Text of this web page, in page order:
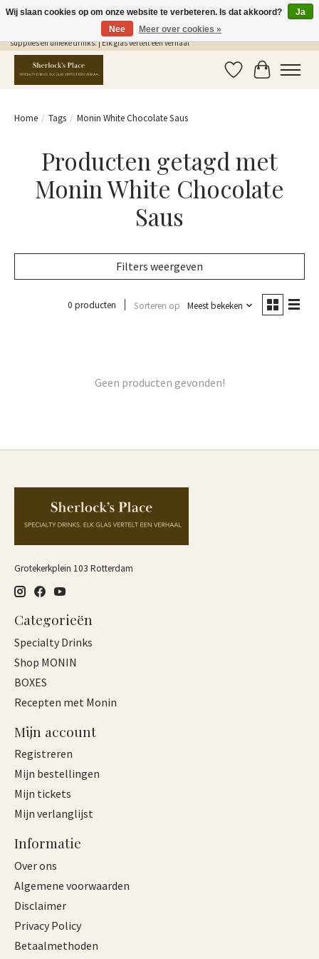
Gratis Verzending in NL vanaf €75,- | Sherlocks Place: dé plek voor MONIN siropen, bar
supplies en unieke drinks. | Elk glas vertelt een verhaal
Verlanglijst
Home / Tags / Monin White Chocolate Saus
Producten getagd met
Monin White Chocolate
Saus
Filters weergeven
0 producten Sorteren op Meest bekeken
Geen producten gevonden!
Grotekerkplein 103 Rotterdam
Categorieën
Specialty Drinks
Shop MONIN
BOXES
Recepten met Monin
Mijn account
Registreren
Mijn bestellingen
Mijn tickets
Mijn verlanglijst
Informatie
Over ons
Algemene voorwaarden
Disclaimer
Privacy Policy
Betaalmethoden
Wij slaan cookies op om onze website te verbeteren. Is dat akkoord?
Ja
Nee
Meer over cookies »